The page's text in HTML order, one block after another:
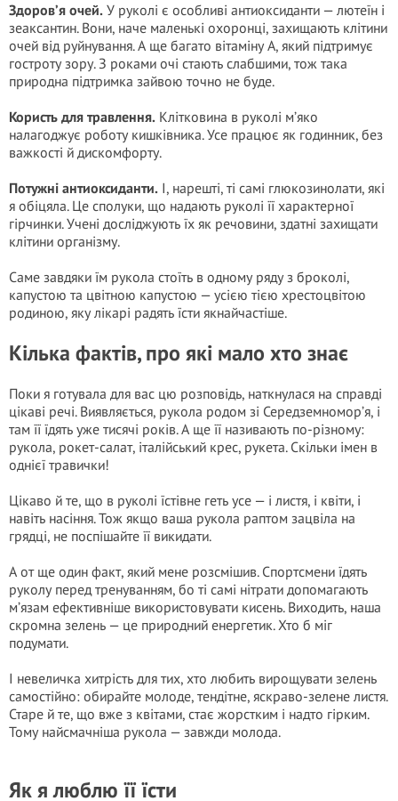
Здоров’я очей. У руколі є особливі антиоксиданти — лютеїн і
зеаксантин. Вони, наче маленькі охоронці, захищають клітини
очей від руйнування. А ще багато вітаміну А, який підтримує
гостроту зору. З роками очі стають слабшими, тож така
природна підтримка зайвою точно не буде.
Користь для травлення. Клітковина в руколі м’яко
налагоджує роботу кишківника. Усе працює як годинник, без
важкості й дискомфорту.
Потужні антиоксиданти. І, нарешті, ті самі глюкозинолати, які
я обіцяла. Це сполуки, що надають руколі її характерної
гірчинки. Учені досліджують їх як речовини, здатні захищати
клітини організму.
Саме завдяки їм рукола стоїть в одному ряду з броколі,
капустою та цвітною капустою — усією тією хрестоцвітою
родиною, яку лікарі радять їсти якнайчастіше.
Кілька фактів, про які мало хто знає
Поки я готувала для вас цю розповідь, наткнулася на справді
цікаві речі. Виявляється, рукола родом зі Середземномор’я, і
там її їдять уже тисячі років. А ще її називають по-різному:
рукола, рокет-салат, італійський крес, рукета. Скільки імен в
однієї травички!
Цікаво й те, що в руколі їстівне геть усе — і листя, і квіти, і
навіть насіння. Тож якщо ваша рукола раптом зацвіла на
грядці, не поспішайте її викидати.
А от ще один факт, який мене розсмішив. Спортсмени їдять
руколу перед тренуванням, бо ті самі нітрати допомагають
м’язам ефективніше використовувати кисень. Виходить, наша
скромна зелень — це природний енергетик. Хто б міг
подумати.
І невеличка хитрість для тих, хто любить вирощувати зелень
самостійно: обирайте молоде, тендітне, яскраво-зелене листя.
Старе й те, що вже з квітами, стає жорстким і надто гірким.
Тому найсмачніша рукола — завжди молода.
Як я люблю її їсти